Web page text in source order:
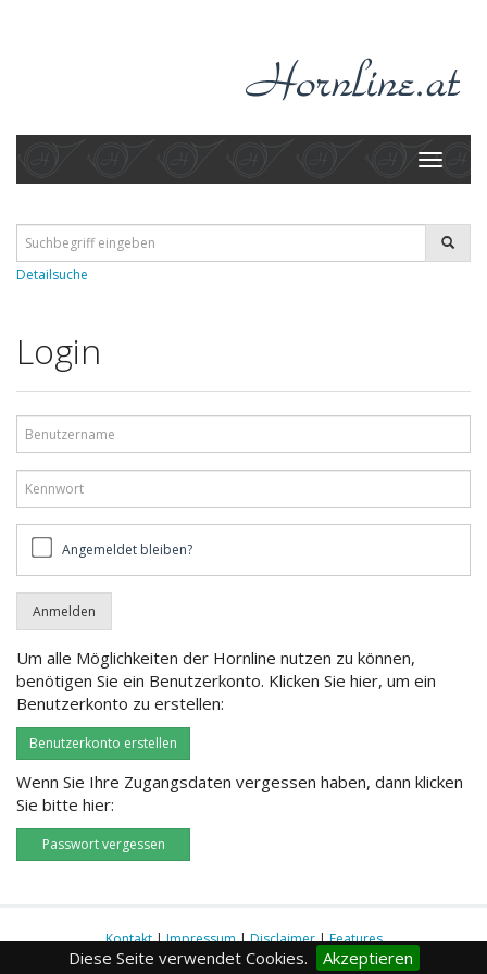
Diese Seite verwendet Cookies. Akzeptieren
Toggle
Detailsuche
Login
bleiben?Angemeldet bleiben?
Um alle Möglichkeiten der Hornline nutzen zu können,
benötigen Sie ein Benutzerkonto. Klicken Sie hier, um ein
Benutzerkonto zu erstellen:
Benutzerkonto erstellen
Wenn Sie Ihre Zugangsdaten vergessen haben, dann klicken
Sie bitte hier:
Passwort vergessen
Kontakt|Impressum|Disclaimer|Features